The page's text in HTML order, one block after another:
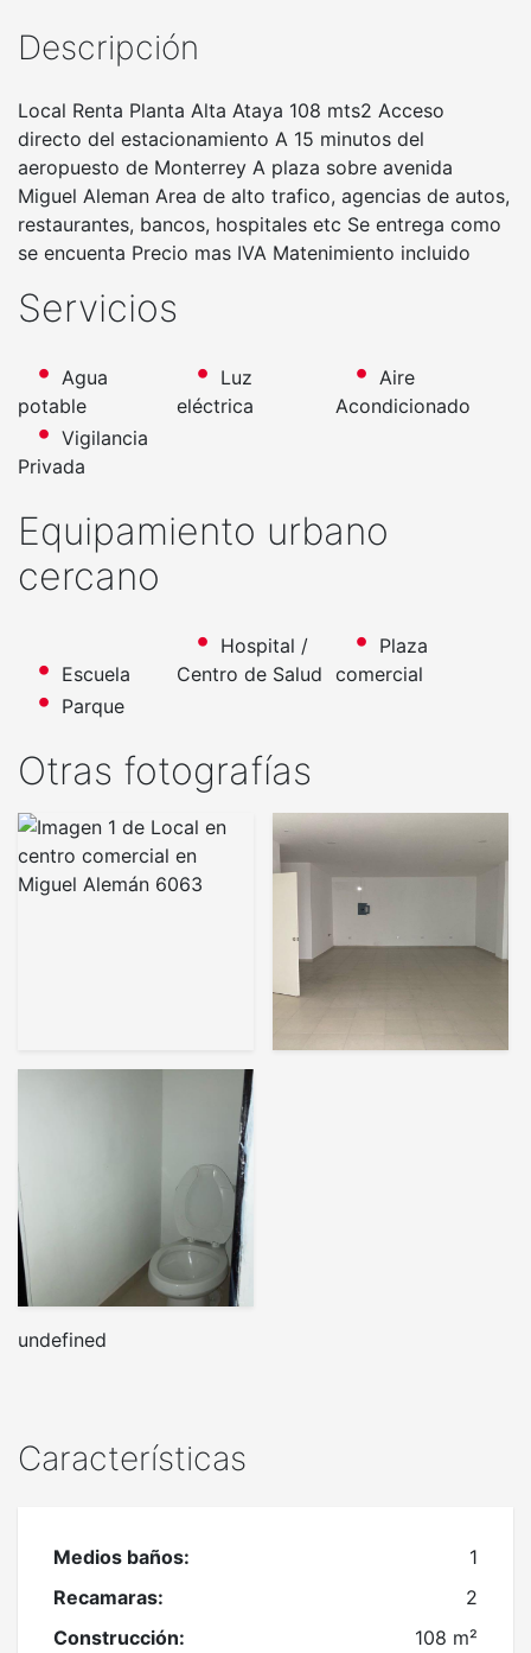
Características
Medios baños:
1
Recamaras:
2
Construcción:
108 m²
Descripción
Local Renta Planta Alta Ataya 108 mts2 Acceso
directo del estacionamiento A 15 minutos del
aeropuesto de Monterrey A plaza sobre avenida
Miguel Aleman Area de alto trafico, agencias de autos,
restaurantes, bancos, hospitales etc Se entrega como
se encuenta Precio mas IVA Matenimiento incluido
Servicios
Agua
potable
Luz
eléctrica
Aire
Acondicionado
Vigilancia
Privada
Equipamiento urbano
cercano
Escuela
Hospital /
Centro de Salud
Plaza
comercial
Parque
Otras fotografías
undefined